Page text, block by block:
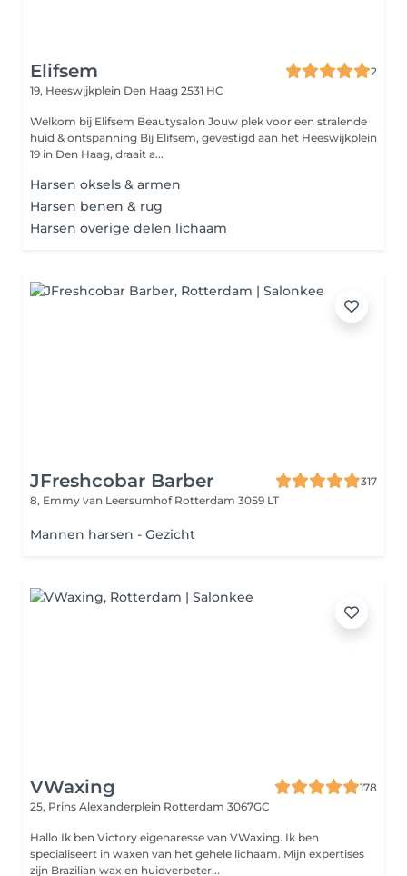
Elifsem
2
19, Heeswijkplein Den Haag 2531 HC
Welkom bij Elifsem Beautysalon Jouw plek voor een stralende
huid & ontspanning Bij Elifsem, gevestigd aan het Heeswijkplein
19 in Den Haag, draait a...
Harsen oksels & armen
Harsen benen & rug
Harsen overige delen lichaam
JFreshcobar Barber
317
8, Emmy van Leersumhof Rotterdam 3059 LT
Mannen harsen - Gezicht
VWaxing
178
25, Prins Alexanderplein Rotterdam 3067GC
Hallo Ik ben Victory eigenaresse van VWaxing. Ik ben
specialiseert in waxen van het gehele lichaam. Mijn expertises
zijn Brazilian wax en huidverbeter...